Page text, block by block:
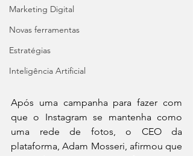
Marketing Digital
Novas ferramentas
Estratégias
Inteligência Artificial
Após uma campanha para fazer com
que o Instagram se mantenha como
uma rede de fotos, o CEO da
plataforma, Adam Mosseri, afirmou que